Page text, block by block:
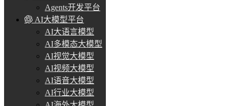
Agents开发平台
AI大模型平台
AI大语言模型
AI多模态大模型
AI视觉大模型
AI视频大模型
AI语音大模型
AI行业大模型